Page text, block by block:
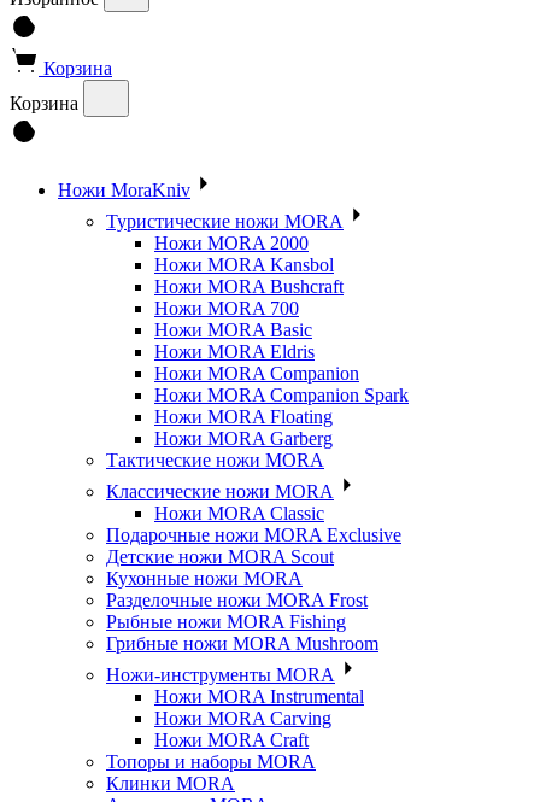
Корзина
Корзина
Ножи MoraKniv
Туристические ножи MORA
Ножи MORA 2000
Ножи MORA Kansbol
Ножи MORA Bushcraft
Ножи MORA 700
Ножи MORA Basic
Ножи MORA Eldris
Ножи MORA Companion
Ножи MORA Companion Spark
Ножи MORA Floating
Ножи MORA Garberg
Тактические ножи MORA
Классические ножи MORA
Ножи MORA Classic
Подарочные ножи MORA Exclusive
Детские ножи MORA Scout
Кухонные ножи MORA
Разделочные ножи MORA Frost
Рыбные ножи MORA Fishing
Грибные ножи MORA Mushroom
Ножи-инструменты MORA
Ножи MORA Instrumental
Ножи MORA Carving
Ножи MORA Craft
Топоры и наборы MORA
Клинки MORA